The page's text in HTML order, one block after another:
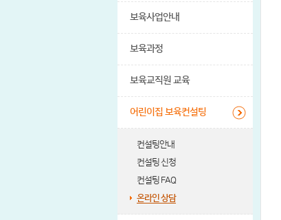
보육사업안내
보육과정
보육교직원 교육
어린이집 보육컨설팅
컨설팅안내
컨설팅 신청
컨설팅 FAQ
온라인 상담